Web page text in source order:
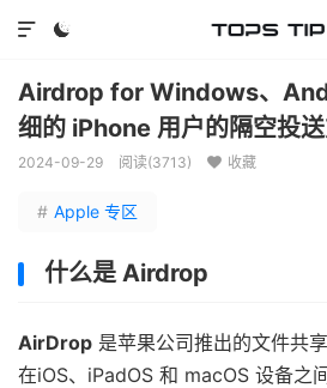


Airdrop for Windows、
细的 iPhone 用户的隔空投
2024-09-29 阅读(3713)  收藏
# Apple 专区
什么是 Airdrop
AirDrop 是苹果公司推出的文件共
在iOS、iPadOS 和 macOS 设备之